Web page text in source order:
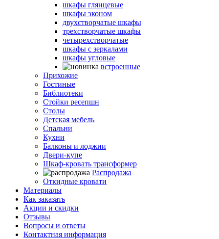
шкафы глянцевые
шкафы эконом
двухстворчатые шкафы
трехстворчатые шкафы
четырехстворчатые
шкафы с зеркалами
шкафы угловые
встроенные
Прихожие
Гостиные
Библиотеки
Стойки ресепшн
Столы
Детская мебель
Спальни
Кухни
Балконы и лоджии
Двери-купе
Шкаф-кровать трансформер
Распродажа
Откидные кровати
Материалы
Как заказать
Акции и скидки
Отзывы
Вопросы и ответы
Контактная информация